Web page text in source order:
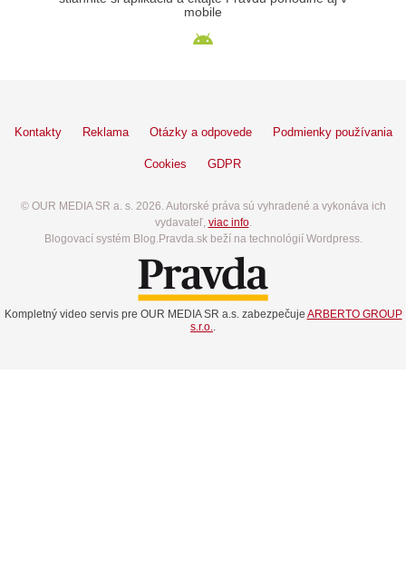
mobile
Kontakty Reklama Otázky a odpovede Podmienky používania
Cookies GDPR
© OUR MEDIA SR a. s. 2026. Autorské práva sú vyhradené a vykonáva ich
vydavateľ, viac info.
Blogovací systém Blog.Pravda.sk beží na technológií Wordpress.
Kompletný video servis pre OUR MEDIA SR a.s. zabezpečuje ARBERTO GROUP
s.r.o..